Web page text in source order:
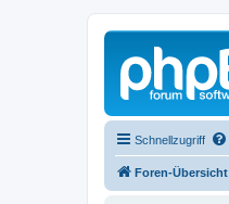
Schnellzugriff
Foren-Übersicht